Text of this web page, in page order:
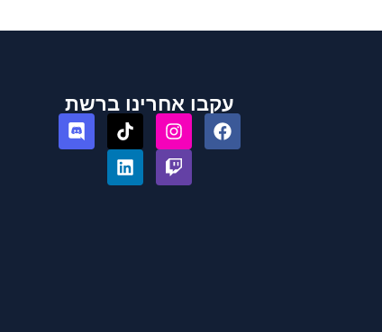
עקבו אחרינו ברשת